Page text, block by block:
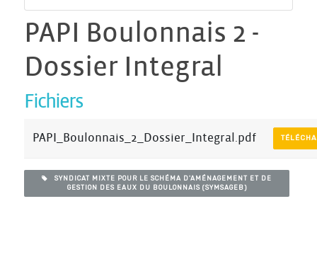
PAPI Boulonnais 2 -
Dossier Integral
Fichiers
PAPI_Boulonnais_2_Dossier_Integral.pdf
SYNDICAT MIXTE POUR LE SCHÉMA D'AMÉNAGEMENT ET DE
GESTION DES EAUX DU BOULONNAIS (SYMSAGEB)